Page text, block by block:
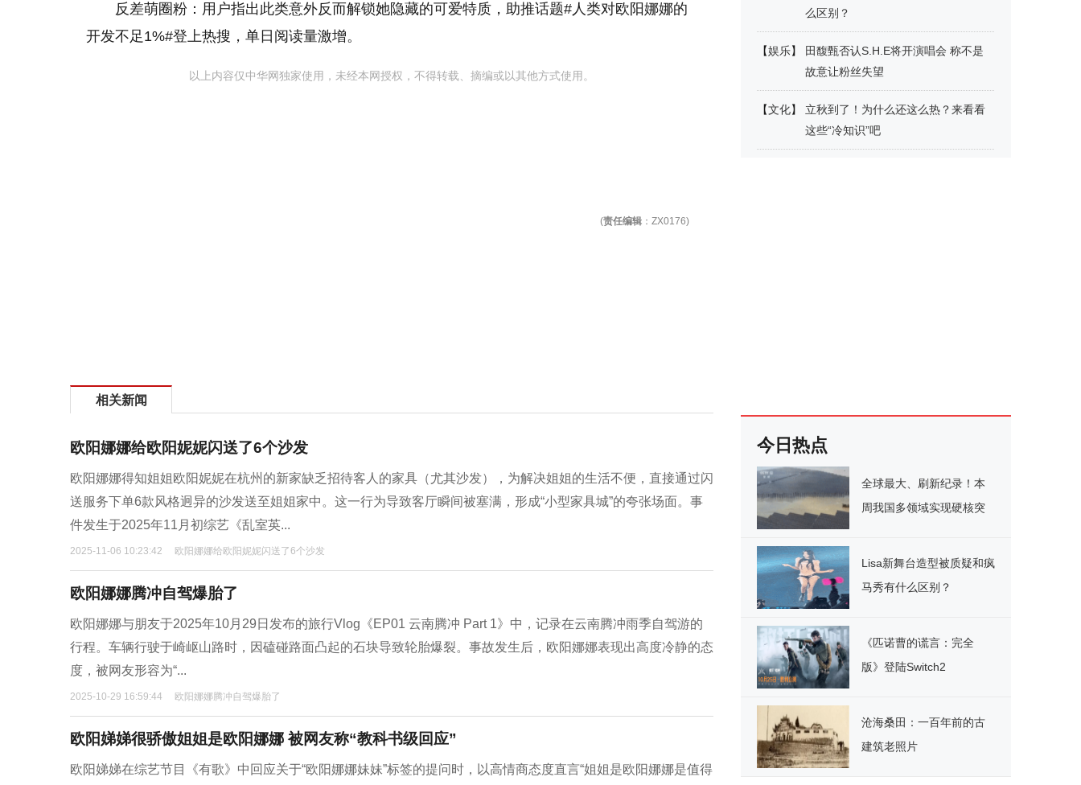
反差萌圈粉：用户指出此类意外反而解锁她隐藏的可爱特质，助推话题#人类对欧阳娜娜的
开发不足1%#登上热搜，单日阅读量激增。
以上内容仅中华网独家使用，未经本网授权，不得转载、摘编或以其他方式使用。
(责任编辑 ：ZX0176)
相关新闻
欧阳娜娜给欧阳妮妮闪送了6个沙发
欧阳娜娜得知姐姐欧阳妮妮在杭州的新家缺乏招待客人的家具（尤其沙发），为解决姐姐的生活不便，直接通过闪
送服务下单6款风格迥异的沙发送至姐姐家中。这一行为导致客厅瞬间被塞满，形成“小型家具城”的夸张场面。事
件发生于2025年11月初综艺《乱室英...
2025-11-06 10:23:42 欧阳娜娜给欧阳妮妮闪送了6个沙发
欧阳娜娜腾冲自驾爆胎了
欧阳娜娜与朋友于2025年10月29日发布的旅行Vlog《EP01 云南腾冲 Part 1》中，记录在云南腾冲雨季自驾游的
行程。车辆行驶于崎岖山路时，因磕碰路面凸起的石块导致轮胎爆裂。事故发生后，欧阳娜娜表现出高度冷静的态
度，被网友形容为“...
2025-10-29 16:59:44 欧阳娜娜腾冲自驾爆胎了
欧阳娣娣很骄傲姐姐是欧阳娜娜 被网友称“教科书级回应”
欧阳娣娣在综艺节目《有歌》中回应关于“欧阳娜娜妹妹”标签的提问时，以高情商态度直言“姐姐是欧阳娜娜是值得
么区别？
【娱乐】
田馥甄否认S.H.E将开演唱会 称不是
故意让粉丝失望
【文化】
立秋到了！为什么还这么热？来看看
这些“冷知识”吧
今日热点
全球最大、刷新纪录！本
周我国多领域实现硬核突
Lisa新舞台造型被质疑和疯
马秀有什么区别？
《匹诺曹的谎言：完全
版》登陆Switch2
沧海桑田：一百年前的古
建筑老照片